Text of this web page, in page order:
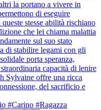
la portano a vivere in
di eseguire
stesse abilità rischiano
che lei chiama malattia
sul suo stato
di stabilire legami con gli
porta speranza,
capacità di lenire
Sylvaine offre una ricca
del sacrificio e
#Carino #Ragazza